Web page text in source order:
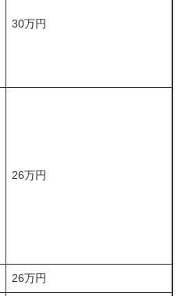
30万円
26万円
26万円